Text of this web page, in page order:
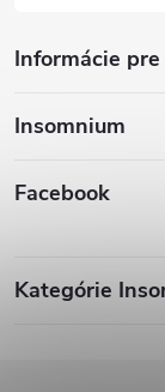
Informácie pre
Insomnium
Facebook
Kategórie